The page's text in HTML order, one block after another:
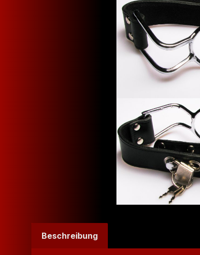
Beschreibung